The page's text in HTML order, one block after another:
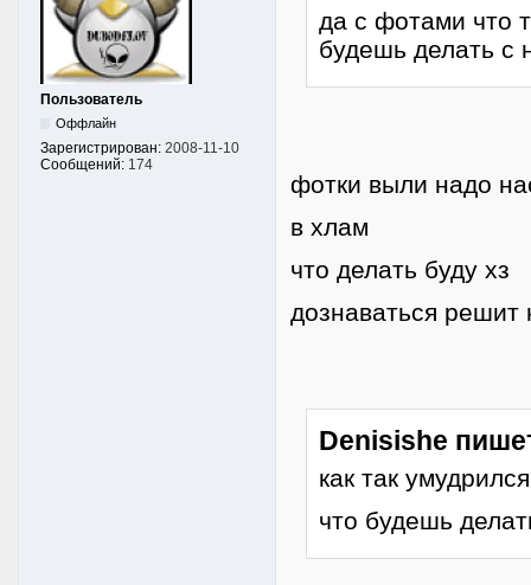
Пользователь
Оффлайн
Зарегистрирован: 2008-11-10
Сообщений: 174
да с фотами что
будешь делать с
фотки выли надо
в хлам
что делать буду хз
дознаваться решит
Denisishe
как так
что будешь